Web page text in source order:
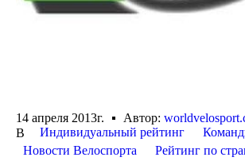
14 апреля 2013г. Автор:
В
Индивидуальный рейтинг
Новости Велоспорта
Рейтинг по